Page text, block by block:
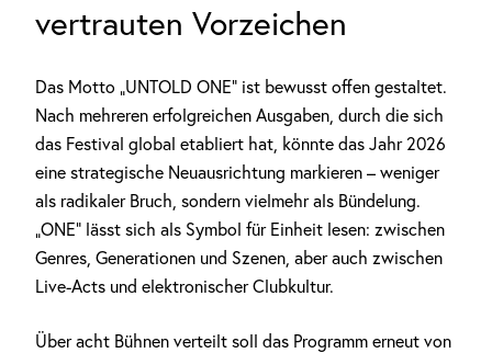
vertrauten Vorzeichen
Das Motto „UNTOLD ONE“ ist bewusst offen gestaltet.
Nach mehreren erfolgreichen Ausgaben, durch die sich
das Festival global etabliert hat, könnte das Jahr 2026
eine strategische Neuausrichtung markieren – weniger
als radikaler Bruch, sondern vielmehr als Bündelung.
„ONE“ lässt sich als Symbol für Einheit lesen: zwischen
Genres, Generationen und Szenen, aber auch zwischen
Live-Acts und elektronischer Clubkultur.
Über acht Bühnen verteilt soll das Programm erneut von